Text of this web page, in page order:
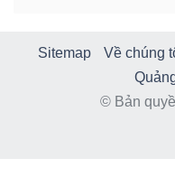
Sitemap Về chúng
© Bản